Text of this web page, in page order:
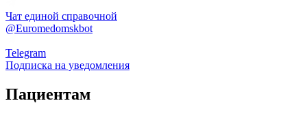
Чат единой справочной
@Euromedomskbot
Telegram
Подписка на уведомления
Пациентам